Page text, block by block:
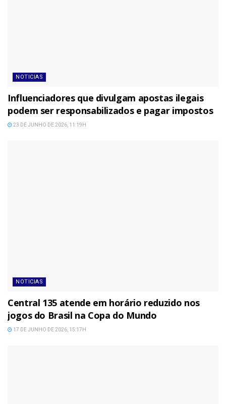
NOTICIAS
Influenciadores que divulgam apostas ilegais
podem ser responsabilizados e pagar impostos
23 DE JUNHO DE 2026, 11:19H
NOTICIAS
Central 135 atende em horário reduzido nos
jogos do Brasil na Copa do Mundo
17 DE JUNHO DE 2026, 15:17H